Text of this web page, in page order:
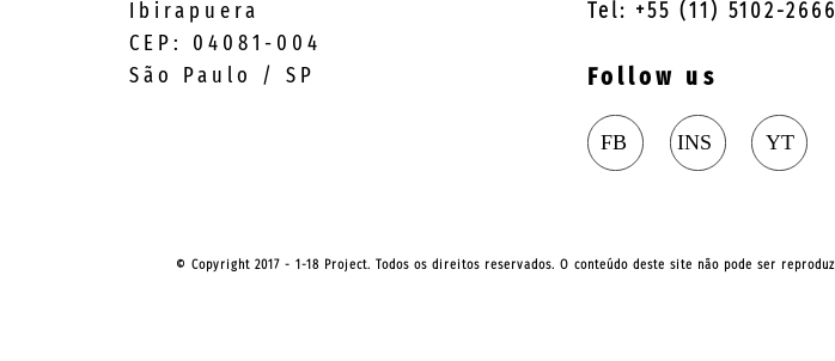
Ibirapuera
CEP: 04081-004
São Paulo / SP
Tel: +55 (11) 5102-2666
Follow us
© Copyright 2017 - 1-18 Project. Todos os direitos reservados. O conteúdo deste site não pode ser